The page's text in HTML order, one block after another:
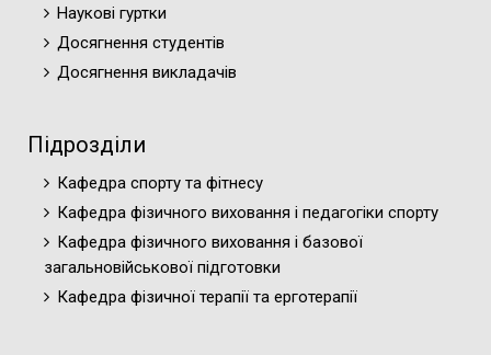
Наукові гуртки
Досягнення студентів
Досягнення викладачів
Підрозділи
Кафедра спорту та фітнесу
Кафедра фізичного виховання і педагогіки спорту
Кафедра фізичного виховання і базової
загальновійськової підготовки
Кафедра фізичної терапії та ерготерапії